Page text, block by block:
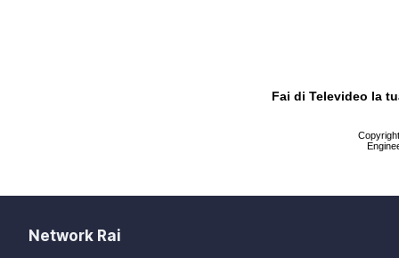
Fai di Televideo la